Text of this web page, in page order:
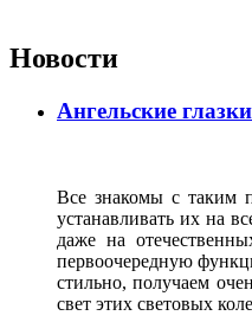
Новости
Ангельские
Все знакомы с таким
устанавливать их на
даже на
первоочередную
стильно, получаем
свет этих световых